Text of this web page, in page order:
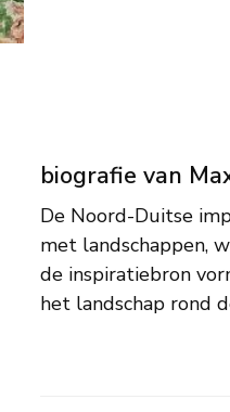
biografie van
De Noord-Duitse
met landschappen,
de inspiratiebron
het landschap rond
zijn schilderijen
1859 geboren in
academies van